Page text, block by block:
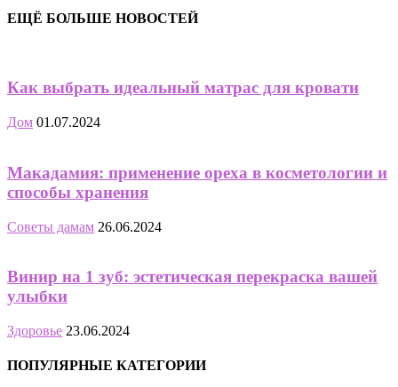
ЕЩЁ БОЛЬШЕ НОВОСТЕЙ
Как выбрать идеальный матрас для кровати
Дом 01.07.2024
Макадамия: применение ореха в косметологии и
способы хранения
Советы дамам 26.06.2024
Винир на 1 зуб: эстетическая перекраска вашей
улыбки
Здоровье 23.06.2024
ПОПУЛЯРНЫЕ КАТЕГОРИИ